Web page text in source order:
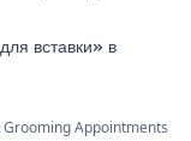
вставки» в
Appointments